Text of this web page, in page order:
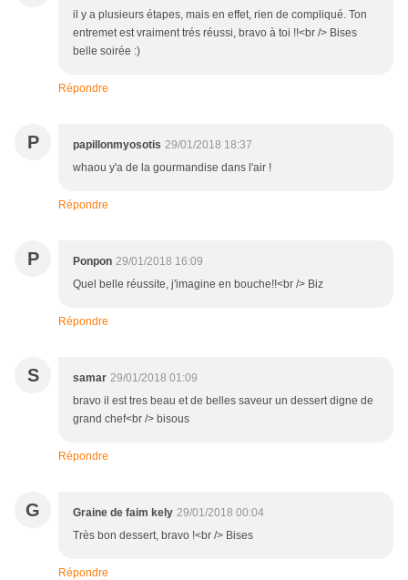
il y a plusieurs étapes, mais en effet, rien de compliqué. Ton
entremet est vraiment trés réussi, bravo à toi !!<br /> Bises
belle soirée :)
Répondre
P papillonmyosotis 29/01/2018 18:37
whaou y'a de la gourmandise dans l'air !
Répondre
P Ponpon 29/01/2018 16:09
Quel belle réussite, j'imagine en bouche!!<br /> Biz
Répondre
S samar 29/01/2018 01:09
bravo il est tres beau et de belles saveur un dessert digne de
grand chef<br /> bisous
Répondre
G Graine de faim kely 29/01/2018 00:04
Très bon dessert, bravo !<br /> Bises
Répondre